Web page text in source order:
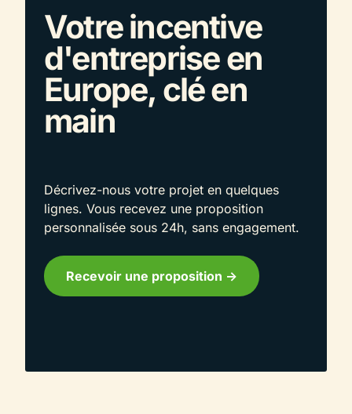
Votre incentive
d'entreprise en
Europe, clé en
main
Décrivez-nous votre projet en quelques
lignes. Vous recevez une proposition
personnalisée sous 24h, sans engagement.
Recevoir une proposition ->